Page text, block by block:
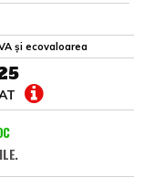
și ecovaloarea